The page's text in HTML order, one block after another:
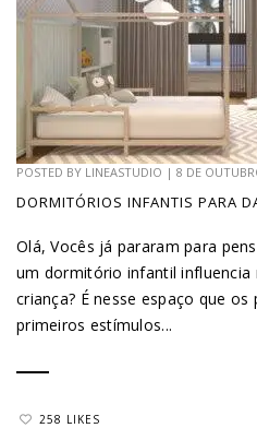
POSTED BY LINEASTUDIO | 8 DE
DORMITÓRIOS INFANTIS PARA
Olá, Vocês já pararam para
um dormitório infantil influencia
criança? É nesse espaço que
primeiros estímulos...
258 LIKES